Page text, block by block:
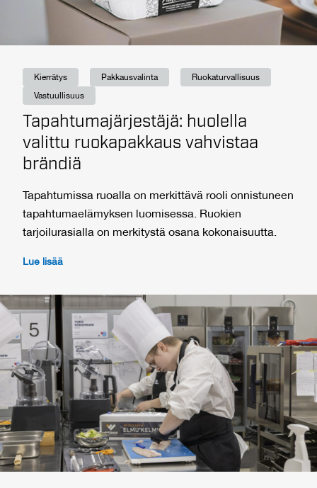
Kierrätys Pakkausvalinta Ruokaturvallisuus
Vastuullisuus
Tapahtumajärjestäjä: huolella
valittu ruokapakkaus vahvistaa
brändiä
Tapahtumissa ruoalla on merkittävä rooli onnistuneen
tapahtumaelämyksen luomisessa. Ruokien
tarjoilurasialla on merkitystä osana kokonaisuutta.
Lue lisää